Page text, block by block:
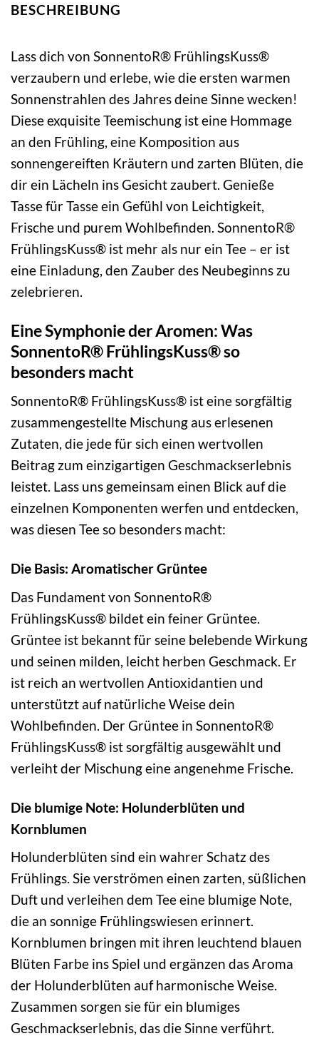
BESCHREIBUNG
Lass dich von SonnentoR® FrühlingsKuss®
verzaubern und erlebe, wie die ersten warmen
Sonnenstrahlen des Jahres deine Sinne wecken!
Diese exquisite Teemischung ist eine Hommage
an den Frühling, eine Komposition aus
sonnengereiften Kräutern und zarten Blüten, die
dir ein Lächeln ins Gesicht zaubert. Genieße
Tasse für Tasse ein Gefühl von Leichtigkeit,
Frische und purem Wohlbefinden. SonnentoR®
FrühlingsKuss® ist mehr als nur ein Tee – er ist
eine Einladung, den Zauber des Neubeginns zu
zelebrieren.
Eine Symphonie der Aromen: Was
SonnentoR® FrühlingsKuss® so
besonders macht
SonnentoR® FrühlingsKuss® ist eine sorgfältig
zusammengestellte Mischung aus erlesenen
Zutaten, die jede für sich einen wertvollen
Beitrag zum einzigartigen Geschmackserlebnis
leistet. Lass uns gemeinsam einen Blick auf die
einzelnen Komponenten werfen und entdecken,
was diesen Tee so besonders macht:
Die Basis: Aromatischer Grüntee
Das Fundament von SonnentoR®
FrühlingsKuss® bildet ein feiner Grüntee.
Grüntee ist bekannt für seine belebende Wirkung
und seinen milden, leicht herben Geschmack. Er
ist reich an wertvollen Antioxidantien und
unterstützt auf natürliche Weise dein
Wohlbefinden. Der Grüntee in SonnentoR®
FrühlingsKuss® ist sorgfältig ausgewählt und
verleiht der Mischung eine angenehme Frische.
Die blumige Note: Holunderblüten und
Kornblumen
Holunderblüten sind ein wahrer Schatz des
Frühlings. Sie verströmen einen zarten, süßlichen
Duft und verleihen dem Tee eine blumige Note,
die an sonnige Frühlingswiesen erinnert.
Kornblumen bringen mit ihren leuchtend blauen
Blüten Farbe ins Spiel und ergänzen das Aroma
der Holunderblüten auf harmonische Weise.
Zusammen sorgen sie für ein blumiges
Geschmackserlebnis, das die Sinne verführt.